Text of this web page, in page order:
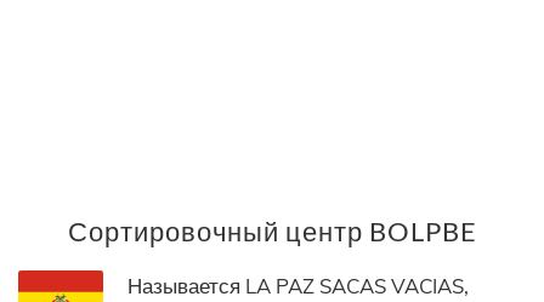
Сортировочный центр BOLPBE
Называется LA PAZ SACAS VACIAS,